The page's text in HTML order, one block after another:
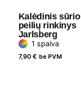
Kalėdinis sūrio
peilių rinkinys
Jarlsberg
1 spalva
7,90 € be PVM